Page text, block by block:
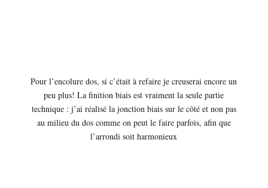
Pour l’encolure dos, si c’était à refaire je creuserai encore un
peu plus! La finition biais est vraiment la seule partie
technique : j’ai réalisé la jonction biais sur le côté et non pas
au milieu du dos comme on peut le faire parfois, afin que
l’arrondi soit harmonieux